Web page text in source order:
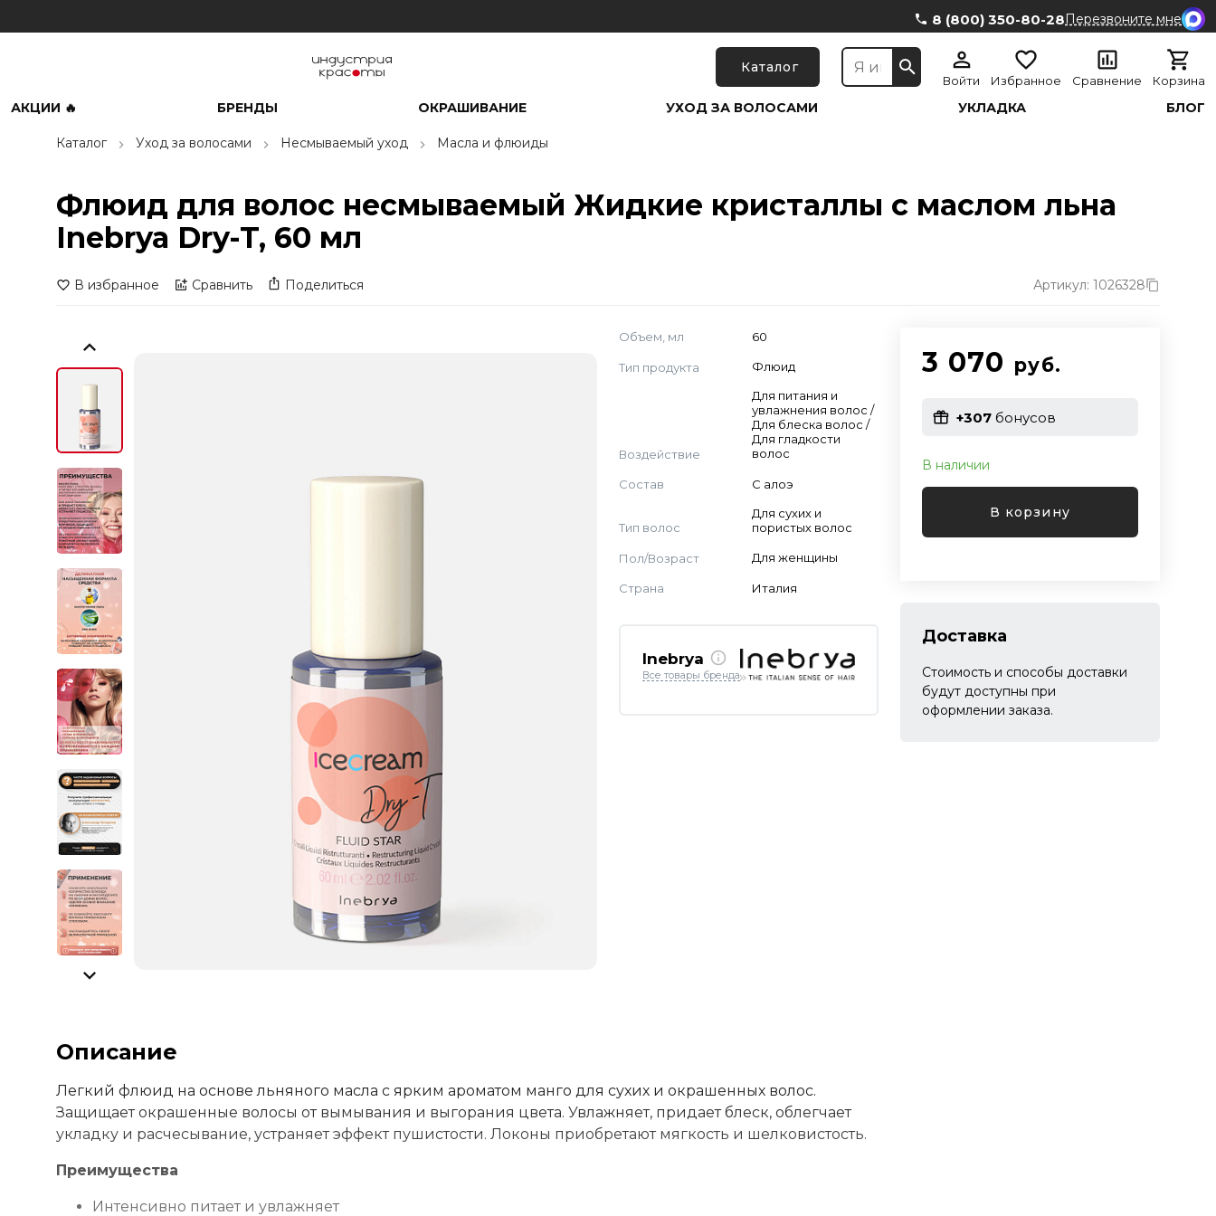
8 (800) 350-80-28Перезвоните мне
Каталог
Войти Избранное Сравнение Корзина
АКЦИИ 🔥 БРЕНДЫ ОКРАШИВАНИЕ УХОД ЗА ВОЛОСАМИ УКЛАДКА БЛОГ
Каталог Уход за волосами Несмываемый уход Масла и флюиды
Флюид для волос несмываемый Жидкие кристаллы с маслом льна
Inebrya Dry-T, 60 мл
В избранное Сравнить Поделиться Артикул: 1026328
Объем, мл 60
Тип продукта Флюид
Воздействие
Для питания и
увлажнения волос /
Для блеска волос /
Для гладкости
волос
Состав С алоэ
Тип волос
Для сухих и
пористых волос
Пол/Возраст Для женщины
Страна Италия
Inebrya
Все товары бренда
3 070 руб.
+307бонусов
В наличии
В корзину
Доставка
Стоимость и способы доставки
будут доступны при
оформлении заказа.
Описание
Легкий флюид на основе льняного масла с ярким ароматом манго для сухих и окрашенных волос.
Защищает окрашенные волосы от вымывания и выгорания цвета. Увлажняет, придает блеск, облегчает
укладку и расчесывание, устраняет эффект пушистости. Локоны приобретают мягкость и шелковистость.
Преимущества
Интенсивно питает и увлажняет